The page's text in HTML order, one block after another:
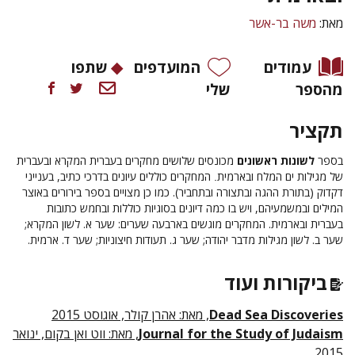
מאת: משה בר-אשר
עמודים
מהספר
המועדפים
שלי
שתפו
תקציר
בספר לשונות ראשונים מכונסים שלושים מחקרים בעברית המקרא ובעברית
של מגילות ים המלח ובארמית המחקרים כוללים עיונים בדרכי כתיב, בענייני
דקדוק (בתורת ההגה ובתצורה ובתחביר). כמו כן מצויים בספר בירורים באוצר
המילים ובמשמעיהם, ויש בו כמה דיונים בסוגיות כוללות ובחמש כתובות
בעברית ובארמית. המחקרים מוגשים בארבעה שערים: שער א. לשון המקרא;
שער ב. לשון מגילות מדבר יהודה; שער ג. תעודות חיצוניות; שער ד. ארמית.
ביקורות ועוד
Dead Sea Discoveries, מאת: אהרן קולר, אוגוסט 2015
Journal for the Study of Judaism, מאת: ווט ואן בקום, ינואר